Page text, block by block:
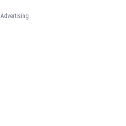
Advertising